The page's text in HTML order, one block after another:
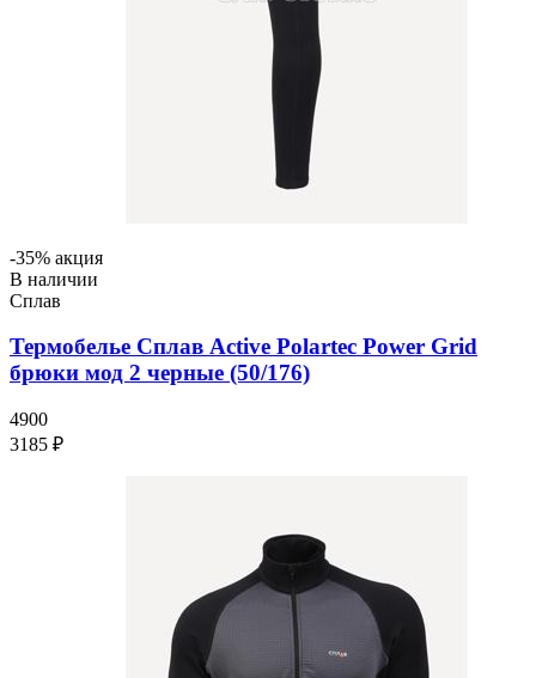
-35% акция
В наличии
Сплав
Термобелье Сплав Active Polartec Power Grid
брюки мод 2 черные (50/176)
4900
3185 ₽